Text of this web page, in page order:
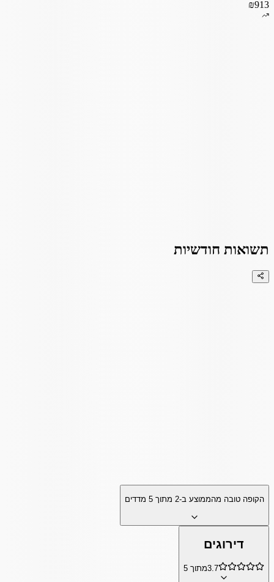
₪913
תשואות חודשיות
הקופה טובה מהממוצע ב-2 מתוך 5 מדדים
דירוגים
3.7מתוך 5